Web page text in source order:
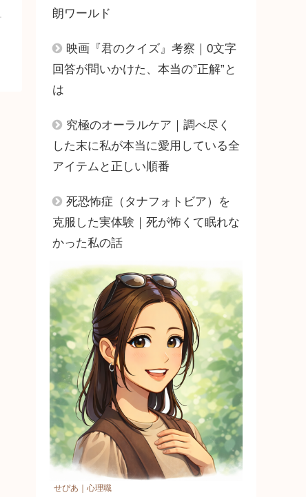
朗ワールド
映画『君のクイズ』考察｜0文字
回答が問いかけた、本当の”正解”と
は
究極のオーラルケア｜調べ尽く
した末に私が本当に愛用している全
アイテムと正しい順番
死恐怖症（タナフォトビア）を
克服した実体験｜死が怖くて眠れな
かった私の話
せぴあ｜心理職